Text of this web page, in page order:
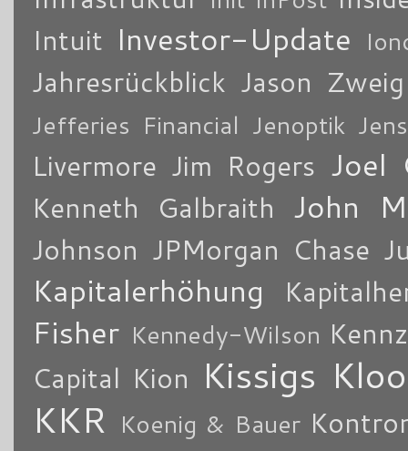
Intuit Investor-Update
Jahresrückblick Jason Zweig
Jefferies Financial Jenoptik
Livermore Jim Rogers Joel
Kenneth Galbraith John
Johnson JPMorgan Chase
Kapitalerhöhung
Fisher Kennedy-Wilson
Capital Kion Kissigs
KKR Koenig & Bauer